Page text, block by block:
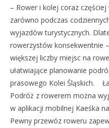
– Rower i kolej coraz
zarówno podczas
wyjazdów turystycznych.
rowerzystów konsekwentnie
większej liczby miejsc na
ułatwiające planowanie
prasowego Kolei Śląskich.
Podróż z rowerem można
w aplikacji mobilnej Kaeśka
Pewny przewóz roweru